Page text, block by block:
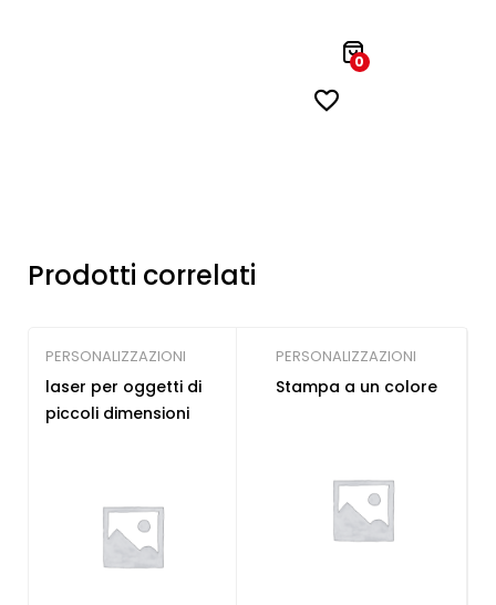
0
Prodotti correlati
PERSONALIZZAZIONI
laser per oggetti di
piccoli dimensioni
PERSONALIZZAZIONI
Stampa a un colore